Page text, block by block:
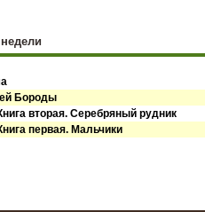
Бороды
вторая. Серебряный рудник
первая. Мальчики